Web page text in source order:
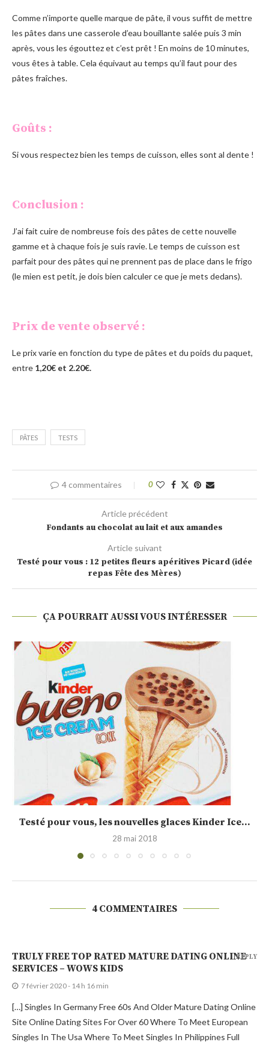
Comme n’importe quelle marque de pâte, il vous suffit de mettre
les pâtes dans une casserole d’eau bouillante salée puis 3 min
après, vous les égouttez et c’est prêt ! En moins de 10 minutes,
vous êtes à table. Cela équivaut au temps qu’il faut pour des
pâtes fraîches.
Goûts :
Si vous respectez bien les temps de cuisson, elles sont al dente !
Conclusion :
J’ai fait cuire de nombreuse fois des pâtes de cette nouvelle
gamme et à chaque fois je suis ravie. Le temps de cuisson est
parfait pour des pâtes qui ne prennent pas de place dans le frigo
(le mien est petit, je dois bien calculer ce que je mets dedans).
Prix de vente observé :
Leprix varie en fonction du type de pâtes et du poids du paquet,
entre 1,20€ et 2.20€.
PÂTES TESTS
4 commentaires 0
Article précédent
Fondants au chocolat au lait et aux amandes
Article suivant
Testé pour vous : 12 petites fleurs apéritives Picard (idée
repas Fête des Mères)
ÇA POURRAIT AUSSI VOUS INTÉRESSER
Calendrier de l’Avent jour 15 : idée cadeau,...
19 décembre 2015
4 COMMENTAIRES
TRULY FREE TOP RATED MATURE DATING ONLINE
SERVICES – WOWS KIDS
7 février 2020 - 14 h 16 min
[…] Singles In Germany Free 60s And Older Mature Dating Online
Site Online Dating Sites For Over 60 Where To Meet European
Singles In The Usa Where To Meet Singles In Philippines Full
REPLY